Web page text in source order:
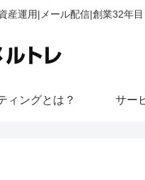
産運用|メール配信|創業32年
ィングとは？ サー